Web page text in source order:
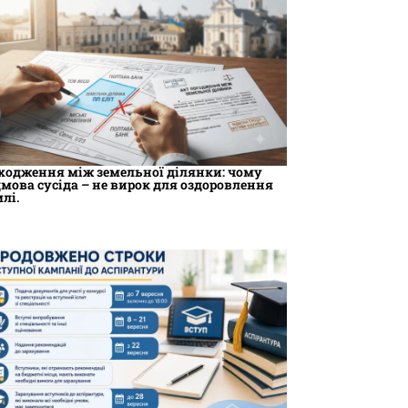
між земельної ділянки: чому
сусіда – не вирок для оздоровлення